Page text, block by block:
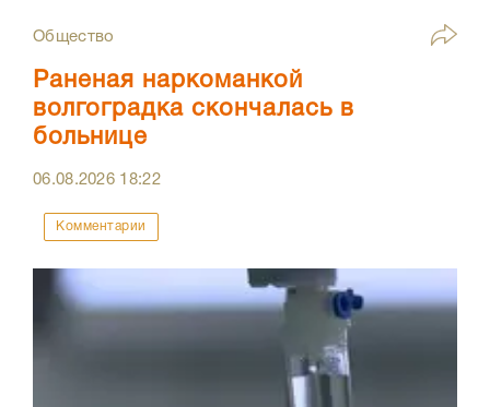
Общество
Раненая наркоманкой
волгоградка скончалась в
больнице
06.08.2026 18:22
Комментарии